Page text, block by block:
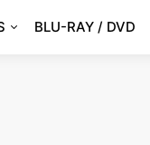
BLU-RAY / DVD